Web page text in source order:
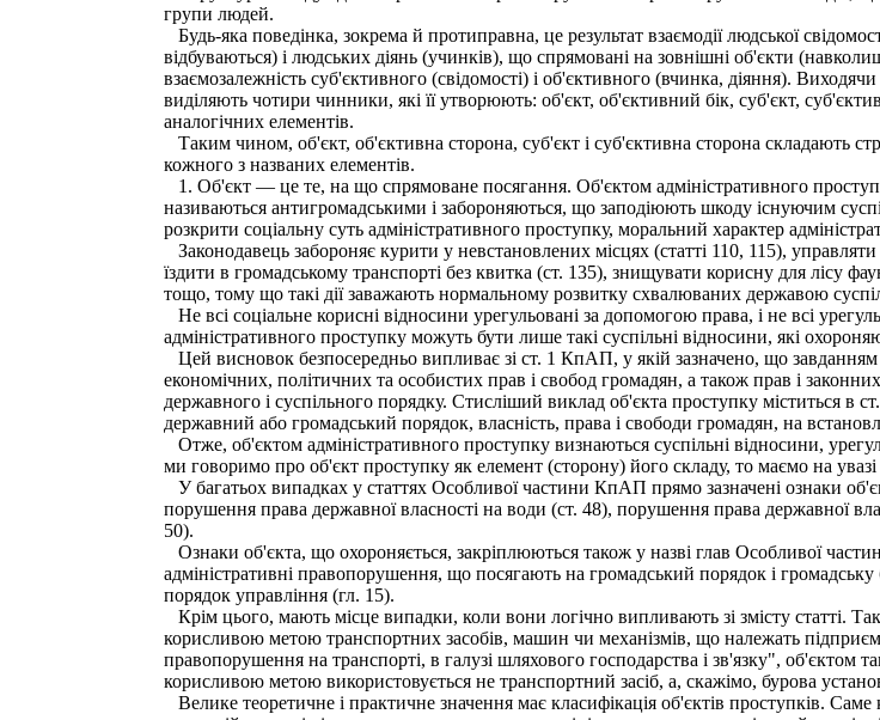
групи людей.
Будь-яка поведінка, зокрема й протиправна, це результат взаємодії людської
відбуваються) і людських діянь (учинків), що спрямовані на зовнішні об'єкти
взаємозалежність суб'єктивного (свідомості) і об'єктивного (вчинка, діяння).
виділяють чотири чинники, які її утворюють: об'єкт, об'єктивний бік, суб'єкт,
аналогічних елементів.
Таким чином, об'єкт, об'єктивна сторона, суб'єкт і суб'єктивна сторона складають
кожного з названих елементів.
1. Об'єкт — це те, на що спрямоване посягання. Об'єктом адміністративного
називаються антигромадськими і забороняються, що заподіюють шкоду існуючим
розкрити соціальну суть адміністративного проступку, моральний характер
Законодавець забороняє курити у невстановлених місцях (статті 110, 115),
їздити в громадському транспорті без квитка (ст. 135), знищувати корисну для лісу
тощо, тому що такі дії заважають нормальному розвитку схвалюваних державою
Не всі соціальне корисні відносини урегульовані за допомогою права, і не всі
адміністративного проступку можуть бути лише такі суспільні відносини, які
Цей висновок безпосередньо випливає зі ст. 1 КпАП, у якій зазначено, що
економічних, політичних та особистих прав і свобод громадян, а також прав і
державного і суспільного порядку. Стисліший виклад об'єкта проступку міститься
державний або громадський порядок, власність, права і свободи громадян, на
Отже, об'єктом адміністративного проступку визнаються суспільні відносини,
ми говоримо про об'єкт проступку як елемент (сторону) його складу, то маємо на увазі
У багатьох випадках у статтях Особливої частини КпАП прямо зазначені ознаки
порушення права державної власності на води (ст. 48), порушення права державної
50).
Ознаки об'єкта, що охороняється, закріплюються також у назві глав Особливої
адміністративні правопорушення, що посягають на громадський порядок і
порядок управління (гл. 15).
Крім цього, мають місце випадки, коли вони логічно випливають зі змісту статті.
корисливою метою транспортних засобів, машин чи механізмів, що належать
правопорушення на транспорті, в галузі шляхового господарства і зв'язку", об'єктом
корисливою метою використовується не транспортний засіб, а, скажімо, бурова
Велике теоретичне і практичне значення має класифікація об'єктів проступків.